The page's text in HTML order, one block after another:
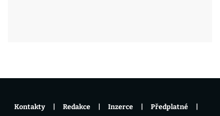
Kontakty Redakce Inzerce Předplatné